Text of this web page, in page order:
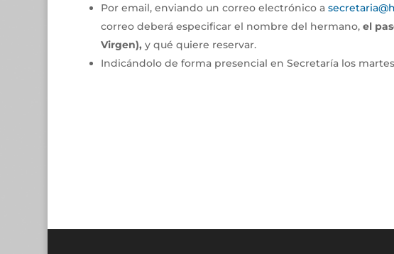
Por email, enviando un correo electrónico a
correo deberá especificar el nombre del hermano, el
Virgen), y qué quiere reservar.
Indicándolo de forma presencial en Secretaría los martes